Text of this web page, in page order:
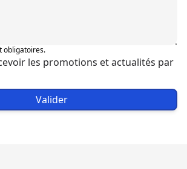
obligatoires.
les promotions et actualités par
Valider